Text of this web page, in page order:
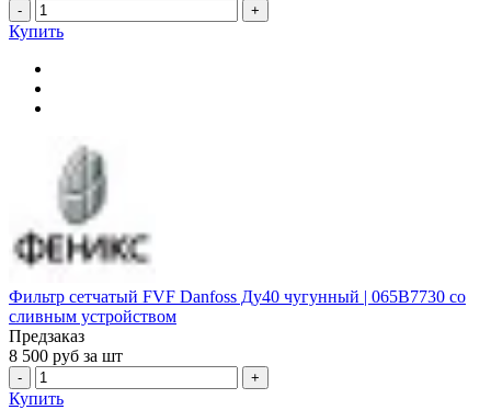
- +
Купить
Фильтр сетчатый FVF Danfoss Ду40 чугунный | 065B7730 со
сливным устройством
Предзаказ
8 500 руб за шт
- +
Купить